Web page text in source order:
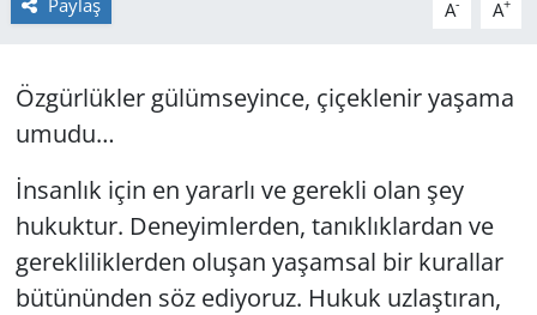
A- A+
Özgürlükler gülümseyince, çiçeklenir yaşama
umudu…
İnsanlık için en yararlı ve gerekli olan şey
hukuktur. Deneyimlerden, tanıklıklardan ve
gerekliliklerden oluşan yaşamsal bir kurallar
bütününden söz ediyoruz. Hukuk uzlaştıran,
HABERDE İNSAN
MAGAZİN
POLİTİKA